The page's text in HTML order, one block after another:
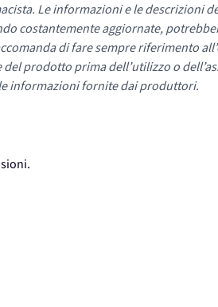
Le informazioni e le descrizioni
costantemente aggiornate,
di fare sempre riferimento
prodotto prima dell’utilizzo o
informazioni fornite dai produttori.